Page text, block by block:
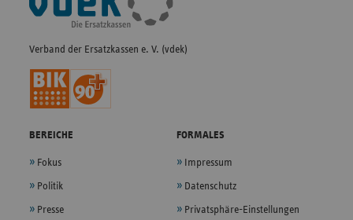
Navigation
Verband der Ersatzkassen e. V. (vdek)
BEREICHE
Fokus
Politik
Presse
FORMALES
Impressum
Datenschutz
Privatsphäre-Einstellungen